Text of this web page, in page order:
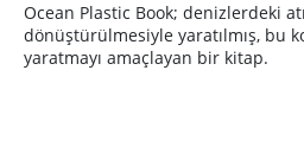
Ocean Plastic Book; denizlerdeki
dönüştürülmesiyle yaratılmış, bu
yaratmayı amaçlayan bir kitap.